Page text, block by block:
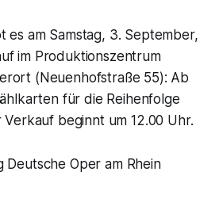
es am Samstag, 3. September,
im Produktionszentrum
(Neuenhofstraße 55): Ab
für die Reihenfolge
Verkauf beginnt um 12.00 Uhr.
Deutsche Oper am Rhein